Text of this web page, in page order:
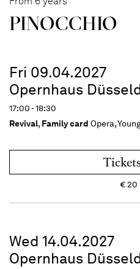
PINOC­CHIO
Fri 09.04.2027
Opernhaus
17:00 - 18:30
Revival, Family card Opera,
€20
Wed 14.04.2027
Opernhaus